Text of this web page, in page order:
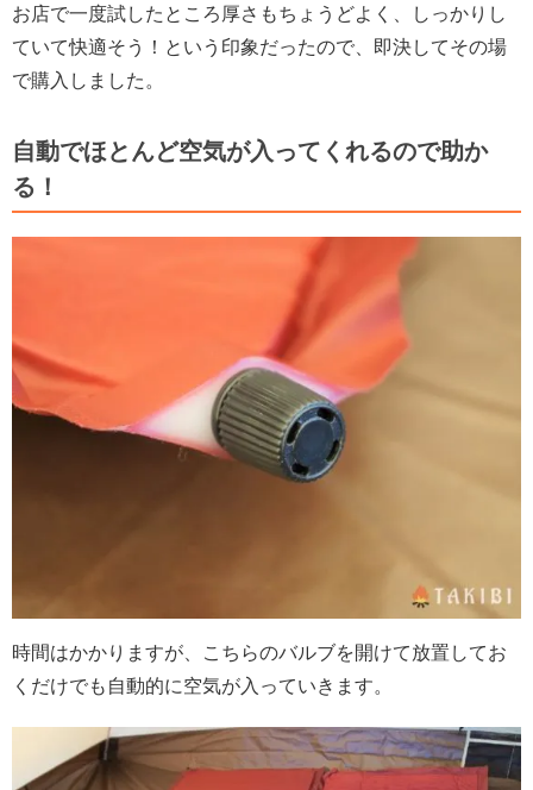
お店で一度試したところ厚さもちょうどよく、しっかりし
ていて快適そう！という印象だったので、即決してその場
で購入しました。
自動でほとんど空気が入ってくれるので助か
る！
時間はかかりますが、こちらのバルブを開けて放置してお
くだけでも自動的に空気が入っていきます。